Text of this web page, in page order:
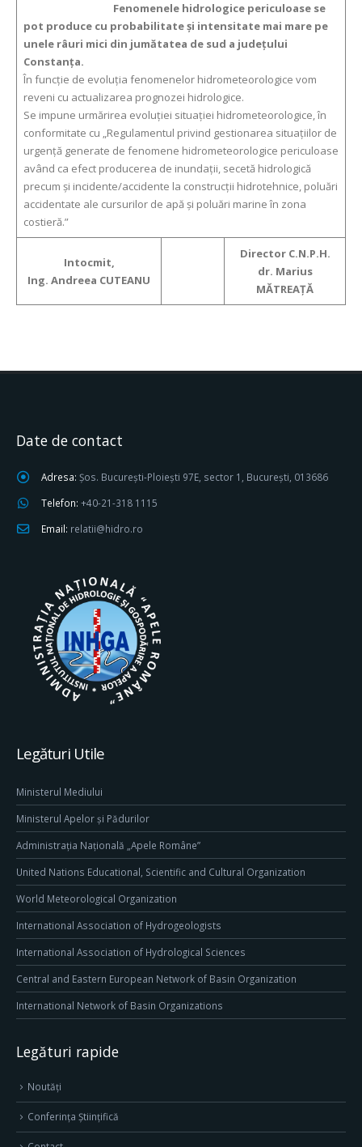
Fenomenele hidrologice periculoase se
pot produce cu probabilitate și intensitate mai mare pe
unele râuri mici din jumătatea de sud a județului
Constanța.
În funcție de evoluția fenomenelor hidrometeorologice vom
reveni cu actualizarea prognozei hidrologice.
Se impune urmărirea evoluției situației hidrometeorologice, în
conformitate cu „Regulamentul privind gestionarea situațiilor de
urgență generate de fenomene hidrometeorologice periculoase
având ca efect producerea de inundații, secetă hidrologică
precum și incidente/accidente la construcții hidrotehnice, poluări
accidentate ale cursurilor de apă și poluări marine în zona
costieră.”
Intocmit,
Ing. Andreea CUTEANU
Director C.N.P.H.
dr. Marius
MĂTREAȚĂ
Date de contact
Adresa: Șos. București-Ploiești 97E, sector 1, București, 013686
Telefon: +40-21-318 1115
Email: relatii@hidro.ro
Legături Utile
Ministerul Mediului
Ministerul Apelor și Pădurilor
Administrația Națională „Apele Române”
United Nations Educational, Scientific and Cultural Organization
World Meteorological Organization
International Association of Hydrogeologists
International Association of Hydrological Sciences
Central and Eastern European Network of Basin Organization
International Network of Basin Organizations
Legături rapide
Noutăți
Conferința Științifică